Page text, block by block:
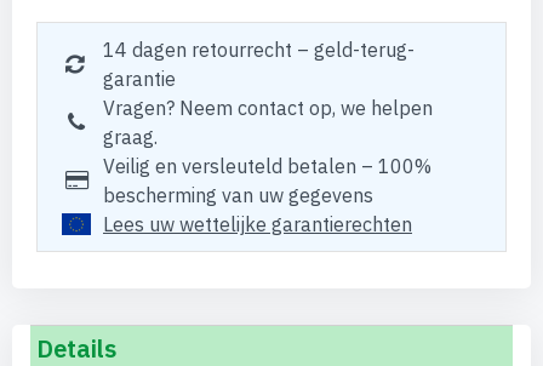
14 dagen retourrecht – geld-terug-
garantie
Vragen? Neem contact op, we helpen
graag.
Veilig en versleuteld betalen – 100%
bescherming van uw gegevens
Lees uw wettelijke garantierechten
Details